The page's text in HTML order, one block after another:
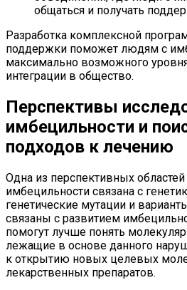
общаться и получать
Разработка комплексной
поддержки поможет людям с
максимально возможного
интеграции в общество.
Перспективы
имбецильности и
подходов к лечению
Одна из перспективных
имбецильности связана с
генетические мутации и
связаны с развитием
помогут лучше понять
лежащие в основе данного
к открытию новых целевых
лекарственных препаратов.